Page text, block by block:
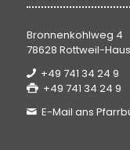
Bronnenkohlweg 4
78628 Rottweil-
+49 741 34 24 9
+49 741 34 24 9
E-Mail ans